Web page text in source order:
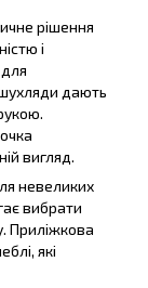
рішення
і
дають
вигляд.
невеликих
вибрати
Приліжкова
які